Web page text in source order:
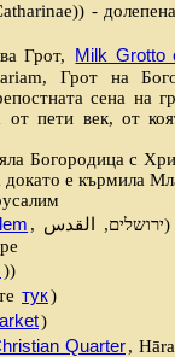
-
Грот, Milk Grotto
Грот на
сена на
от пети век, от
Богородица с
докато е кърмила
, ירושלים, القدس) - на плато в Юдейските планини
))
тук)
)
Quarter,